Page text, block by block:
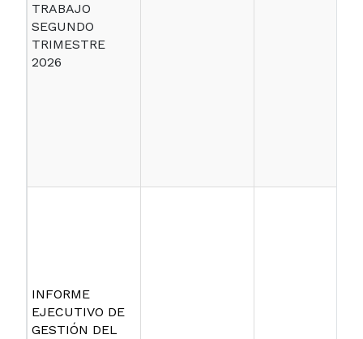
TRABAJO
SEGUNDO
TRIMESTRE
2026
INFORME
EJECUTIVO DE
GESTIÓN DEL